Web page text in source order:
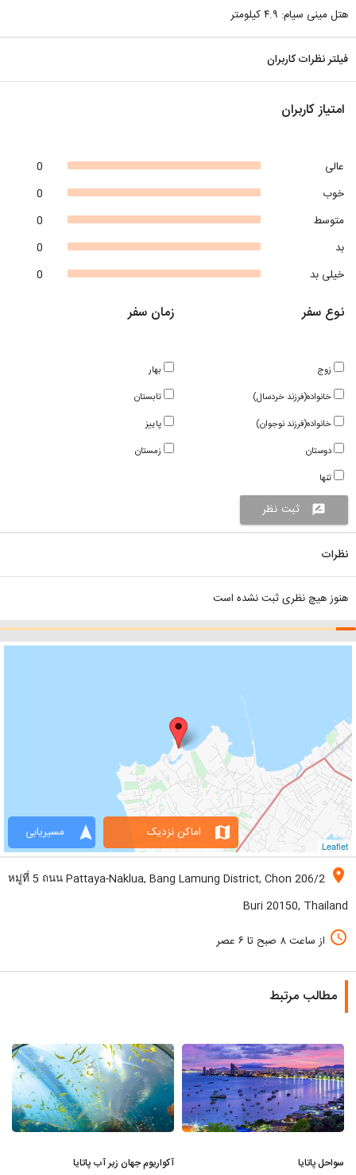
هتل مینی سیام: ۴.۹ کیلومتر
فیلتر نظرات کاربران
امتیاز کاربران
0
عالی
0
خوب
0
متوسط
0
بد
0
خیلی بد
زمان سفر
بهار
تابستان
پاییز
زمستان
نوع سفر
زوج
خانواده(فرزند خردسال)
خانواده(فرزند نوجوان)
دوستان
تنها
rate_review ثبت نظر
نظرات
هنوز هیچ نظری ثبت نشده است
Leaflet
navigation مسیریابی map اماکن نزدیک
location_on
206/2 หมู่ที่ 5 ถนน Pattaya-Naklua, Bang Lamung District, Chon
Buri 20150, Thailand
access_time از ساعت ۸ صبح تا ۶ عصر
مطالب مرتبط
سواحل پاتایا آکواریوم جهان زیر آب پاتایا